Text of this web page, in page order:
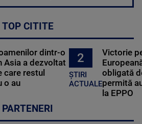
TOP CITITE
dintr-o
Asia a dezvoltat
care restul
o au
2
ȘTIRI
ACTUALE
Victorie
obligată
permită
la EPPO
PARTENERI